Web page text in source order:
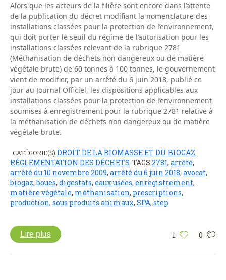
Alors que les acteurs de la filière sont encore dans l’attente
de la publication du décret modifiant la nomenclature des
installations classées pour la protection de l’environnement,
qui doit porter le seuil du régime de l’autorisation pour les
installations classées relevant de la rubrique 2781
(Méthanisation de déchets non dangereux ou de matière
végétale brute) de 60 tonnes à 100 tonnes, le gouvernement
vient de modifier, par un arrêté du 6 juin 2018, publié ce
jour au Journal Officiel, les dispositions applicables aux
installations classées pour la protection de l’environnement
soumises à enregistrement pour la rubrique 2781 relative à
la méthanisation de déchets non dangereux ou de matière
végétale brute.
CATÉGORIE(S) DROIT DE LA BIOMASSE ET DU BIOGAZ
RÉGLEMENTATION DES DÉCHETS TAGS 2781, arrêté,
arrêté du 10 novembre 2009, arrêté du 6 juin 2018, avocat,
biogaz,boues, digestats, eaux usées, enregistrement,
matière végétale, méthanisation, prescriptions,
production, sous produits animaux, SPA, step
1 0
Lire plus